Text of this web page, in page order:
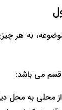
به هر
می باشد:
محلی به محل